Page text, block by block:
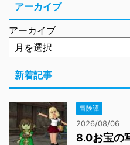
アーカイブ
アーカイブ
新着記事
冒険譚
2026/08/06
8.0お宝の